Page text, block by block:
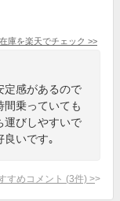
庫を楽天でチェック >>
定感があるので
間乗っていても
運びしやすいで
良いです｡
すめコメント (3件) >